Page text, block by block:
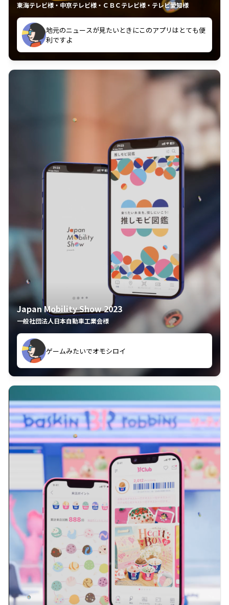
東海テレビ様・中京テレビ様・ＣＢＣテレビ様・テレビ愛知様
中京テレビのおもしろ番組が視聴可能地域外からも見
れるの嬉しいポイント
いつも利用させていただいております！
Japan Mobility Show 2023
一般社団法人日本自動車工業会様
ゲームみたいでオモシロイ
久々のモーターショーがアプリでもっと楽しめました